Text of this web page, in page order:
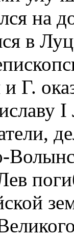
на
в
и Г.